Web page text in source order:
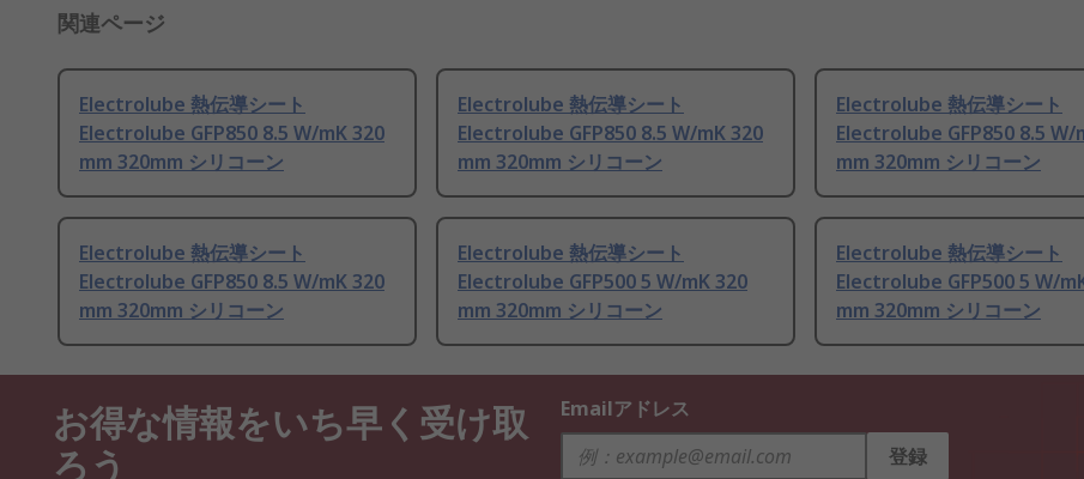
関連ページ
Electrolube 熱伝導シート
Electrolube GFP850 8.5 W/mK 320
mm 320mm シリコーン
Electrolube 熱伝導シート
Electrolube GFP850 8.5 W/mK 320
mm 320mm シリコーン
Electrolube 熱伝導シート
Electrolube GFP850 8.5 W/
mm 320mm シリコーン
Electrolube 熱伝導シート
Electrolube GFP850 8.5 W/mK 320
mm 320mm シリコーン
Electrolube 熱伝導シート
Electrolube GFP500 5 W/mK 320
mm 320mm シリコーン
Electrolube 熱伝導シート
Electrolube GFP500 5 W/
mm 320mm シリコーン
お得な情報をいち早く受け取
ろう
Emailアドレス
登録